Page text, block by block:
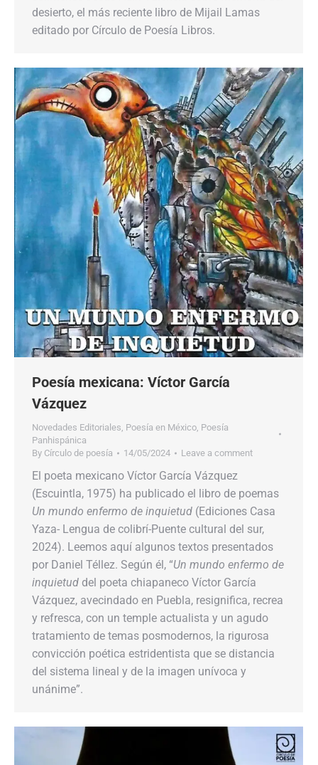
desierto, el más reciente libro de Mijail Lamas
editado por Círculo de Poesía Libros.
Poesía mexicana: Víctor García
Vázquez
Novedades Editoriales, Poesía en México, Poesía
Panhispánica
By Círculo de poesía 14/05/2024 Leave a comment
El poeta mexicano Víctor García Vázquez
(Escuintla, 1975) ha publicado el libro de poemas
Un mundo enfermo de inquietud (Ediciones Casa
Yaza- Lengua de colibrí-Puente cultural del sur,
2024). Leemos aquí algunos textos presentados
por Daniel Téllez. Según él, “Un mundo enfermo de
inquietud del poeta chiapaneco Víctor García
Vázquez, avecindado en Puebla, resignifica, recrea
y refresca, con un temple actualista y un agudo
tratamiento de temas posmodernos, la rigurosa
convicción poética estridentista que se distancia
del sistema lineal y de la imagen unívoca y
unánime”.